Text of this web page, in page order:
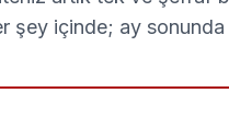
şey içinde; ay sonunda